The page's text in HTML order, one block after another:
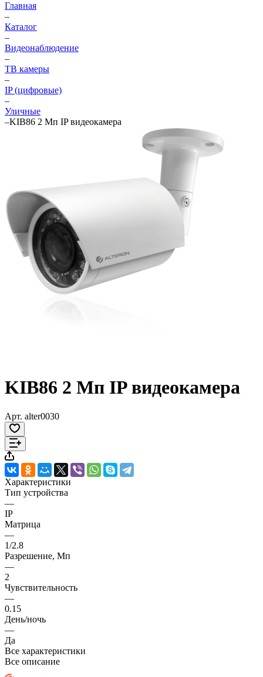
Главная
–
Каталог
–
Видеонаблюдение
–
ТВ камеры
–
IP (цифровые)
–
Уличные
–KIB86 2 Мп IP видеокамера
KIB86 2 Мп IP видеокамера
Арт. alter0030
Характеристики
Тип устройства
—
IP
Матрица
—
1/2.8
Разрешение, Мп
—
2
Чувствительность
—
0.15
День/ночь
—
Да
Все характеристики
Все описание